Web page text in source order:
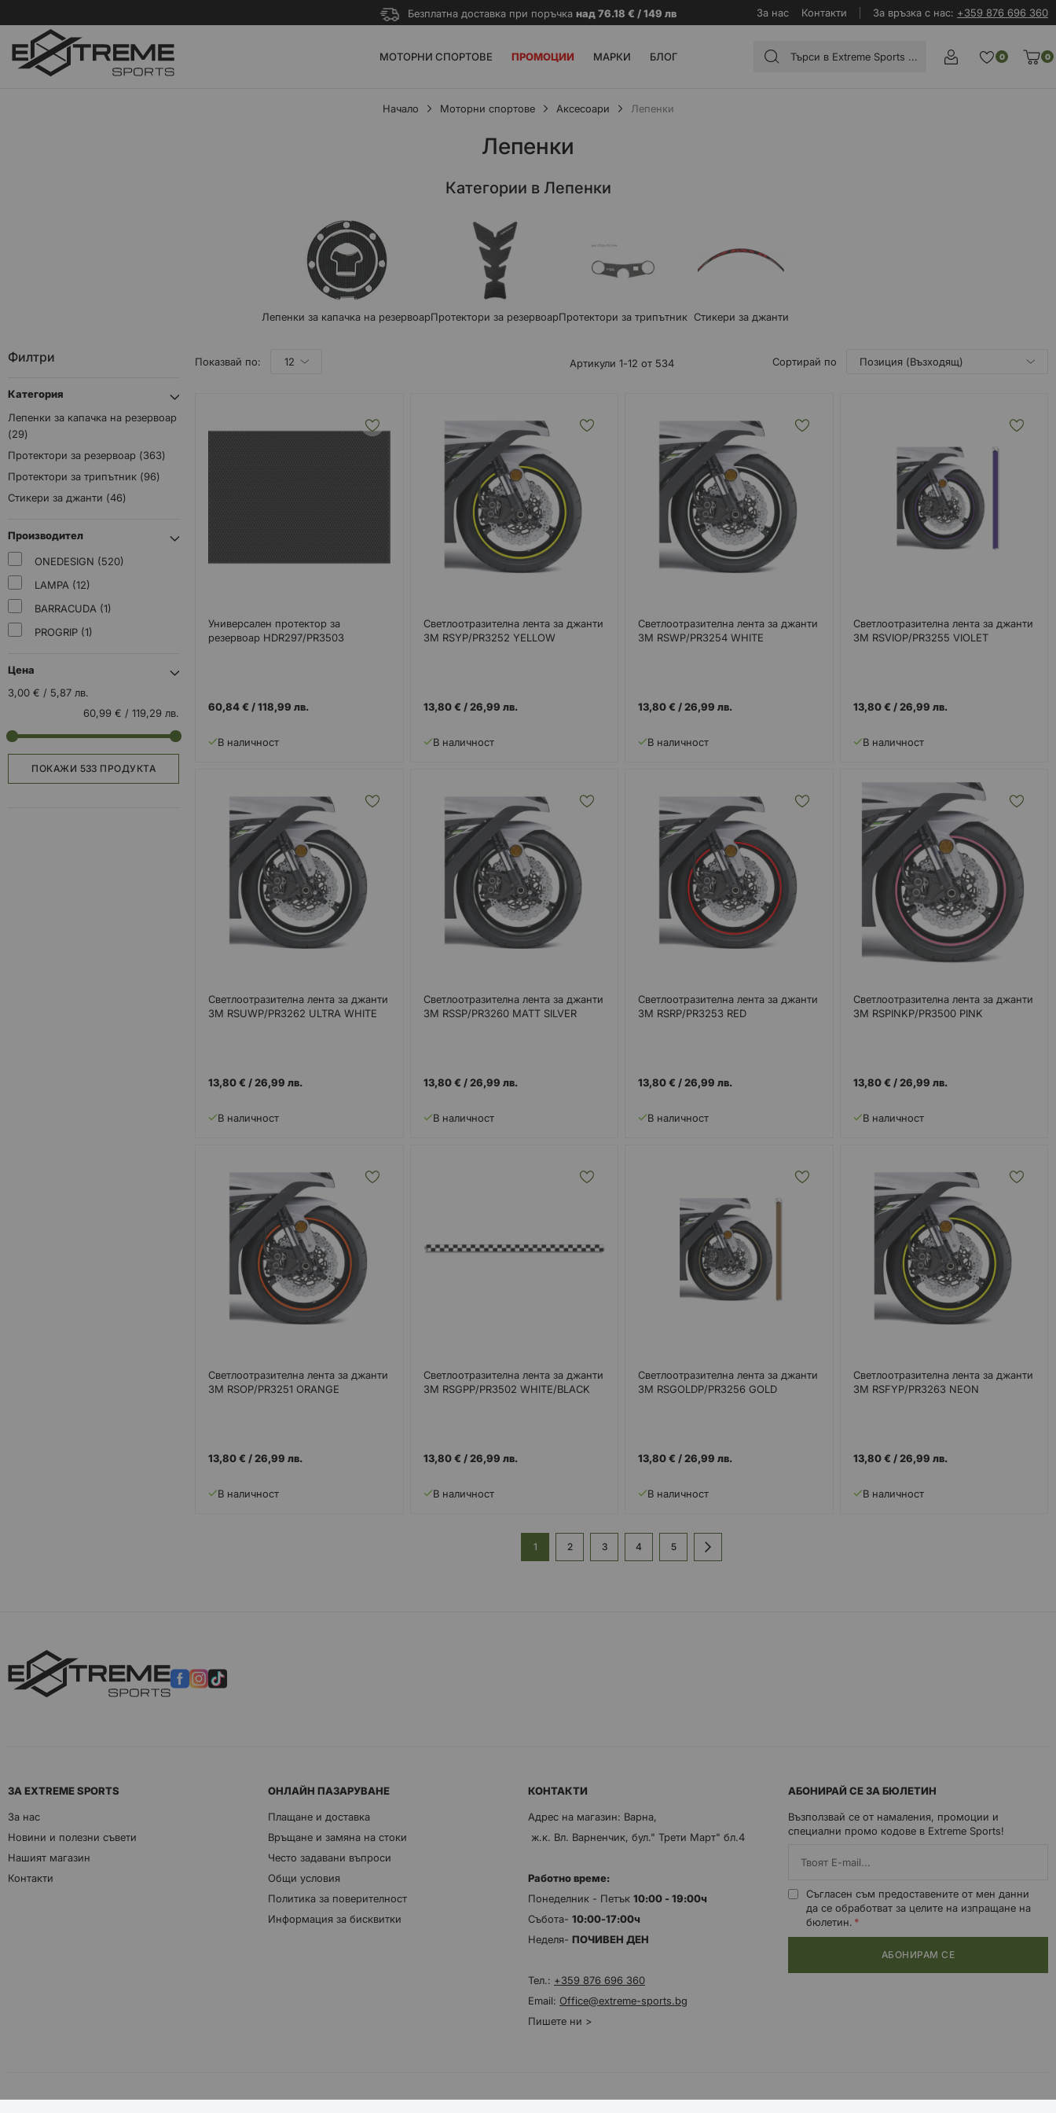
Безплатна доставка при поръчка над 76.18 € / 149 лв За нас Контакти За връзка с нас: +359 876 696 360
МОТОРНИ СПОРТОВЕ ПРОМОЦИИ МАРКИ БЛОГ 0
0
Начало Моторни спортове Аксесоари Лепенки
Лепенки
Категории в Лепенки
Лепенки за капачка на резервоарПротектори за резервоарПротектори за трипътник Стикери за джанти
Показвай по: Артикули 1-12 от 534 Сортирай по
Универсален протектор за
резервоар HDR297/PR3503
60,84 € /118,99 лв.
В наличност
Светлоотразителна лента за джанти
3M RSYP/PR3252 YELLOW
13,80 € /26,99 лв.
В наличност
Светлоотразителна лента за джанти
3M RSWP/PR3254 WHITE
13,80 € /26,99 лв.
В наличност
Светлоотразителна лента за джанти
3M RSVIOP/PR3255 VIOLET
13,80 € /26,99 лв.
В наличност
Светлоотразителна лента за джанти
3M RSUWP/PR3262 ULTRA WHITE
13,80 € /26,99 лв.
В наличност
Светлоотразителна лента за джанти
3M RSSP/PR3260 MATT SILVER
13,80 € /26,99 лв.
В наличност
Светлоотразителна лента за джанти
3M RSRP/PR3253 RED
13,80 € /26,99 лв.
В наличност
Светлоотразителна лента за джанти
3M RSPINKP/PR3500 PINK
13,80 € /26,99 лв.
В наличност
Светлоотразителна лента за джанти
3M RSOP/PR3251 ORANGE
13,80 € /26,99 лв.
В наличност
Светлоотразителна лента за джанти
3M RSGPP/PR3502 WHITE/BLACK
13,80 € /26,99 лв.
В наличност
Светлоотразителна лента за джанти
3M RSGOLDP/PR3256 GOLD
13,80 € /26,99 лв.
В наличност
Светлоотразителна лента за джанти
3M RSFYP/PR3263 NEON
13,80 € /26,99 лв.
В наличност
В момента четете страница
1 Страница
2 Страница
3 Страница
4 Страница
5
Филтри
Категория
Лепенки за капачка на резервоар
29
Протектори за резервоар
363
Протектори за трипътник 96
Стикери за джанти
46
Производител
ONEDESIGN
520
LAMPA
12
BARRACUDA
1
PROGRIP 1
Цена
3,00 € / 5,87 лв.
60,99 € /119,29 лв.
ПОКАЖИ 533 ПРОДУКТА
ЗА EXTREME SPORTS
За нас
Новини и полезни съвети
Нашият магазин
Контакти
ОНЛАЙН ПАЗАРУВАНЕ
Плащане и доставка
Връщане и замяна на стоки
Често задавани въпроси
Общи условия
Политика за поверителност
Информация за бисквитки
КОНТАКТИ
Адрес на магазин: Варна,
ж.к. Вл. Варненчик, бул." Трети Март" бл.4
Работно време:
Понеделник - Петък 10:00 - 19:00ч
Събота- 10:00-17:00ч
Неделя- ПОЧИВЕН ДЕН
Тел.: +359 876 696 360
Email: Office@extreme-sports.bg
Пишете ни >
АБОНИРАЙ СЕ ЗА БЮЛЕТИН
Възползвай се от намаления, промоции и
специални промо кодове в Extreme Sports!
Съгласен съм предоставените от мен данни
да се обработват за целите на изпращане на
бюлетин.
АБОНИРАМ СЕ